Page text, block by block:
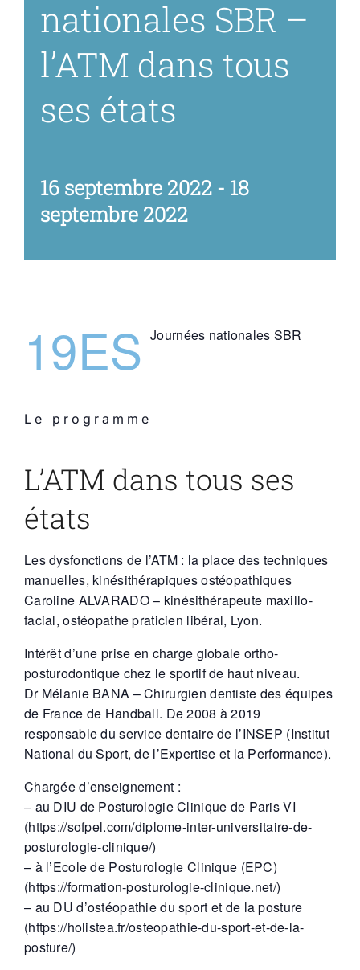
nationales SBR –
l’ATM dans tous
ses états
16 septembre 2022 - 18
septembre 2022
19ES Journées nationales SBR
Le programme
L’ATM dans tous ses
états
Les dysfonctions de l’ATM : la place des techniques
manuelles, kinésithérapiques ostéopathiques
Caroline ALVARADO– kinésithérapeute maxillo-
facial, ostéopathe praticien libéral, Lyon.
Intérêt d’une prise en charge globale ortho-
posturodontique chez le sportif de haut niveau.
Dr Mélanie BANA – Chirurgien dentiste des équipes
de France de Handball. De 2008 à 2019
responsable du service dentaire de l’INSEP (Institut
National du Sport, de l’Expertise et la Performance).
Chargée d’enseignement :
– au DIU de Posturologie Clinique de Paris VI
(https://sofpel.com/diplome-inter-universitaire-de-
posturologie-clinique/)
– à l’Ecole de Posturologie Clinique (EPC)
(https://formation-posturologie-clinique.net/)
– au DU d’ostéopathie du sport et de la posture
(https://holistea.fr/osteopathie-du-sport-et-de-la-
posture/)